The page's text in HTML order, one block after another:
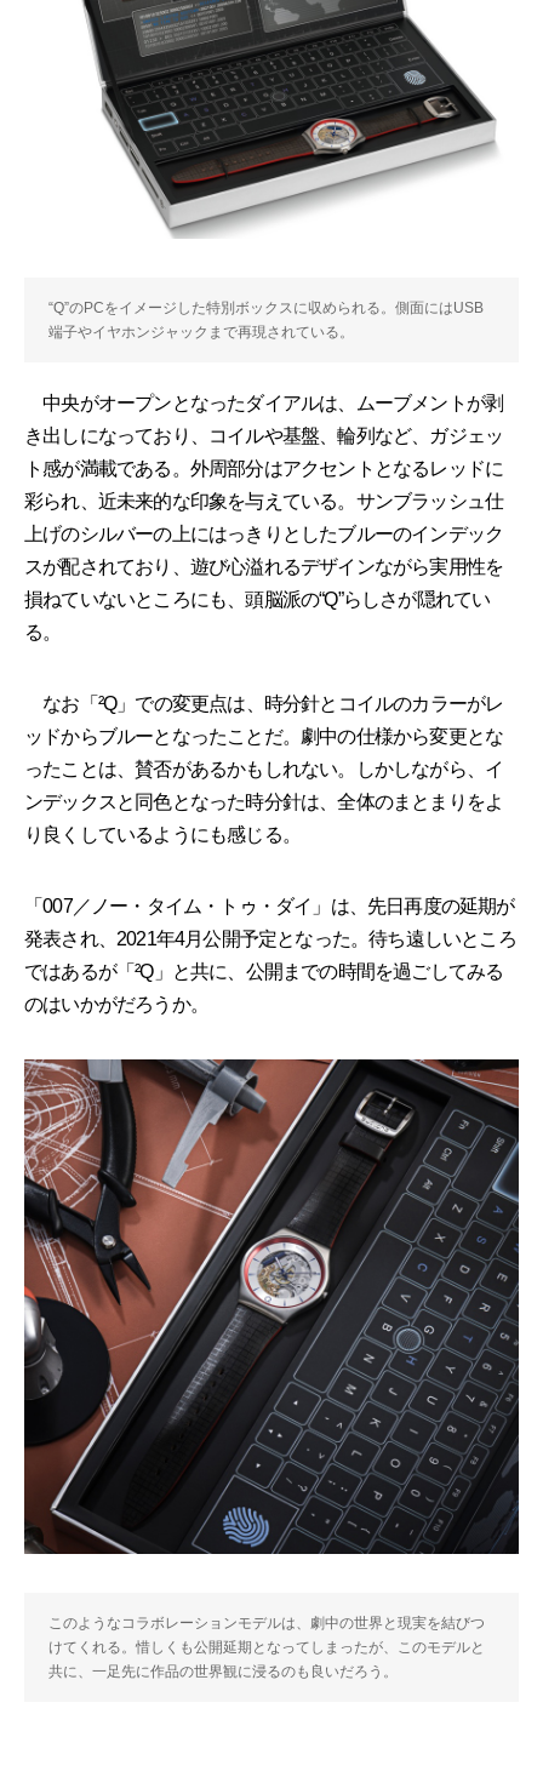
“Q”のPCをイメージした特別ボックスに収められる。側面にはUSB
端子やイヤホンジャックまで再現されている。
中央がオープンとなったダイアルは、ムーブメントが剥
き出しになっており、コイルや基盤、輪列など、ガジェッ
ト感が満載である。外周部分はアクセントとなるレッドに
彩られ、近未来的な印象を与えている。サンブラッシュ仕
上げのシルバーの上にはっきりとしたブルーのインデック
スが配されており、遊び心溢れるデザインながら実用性を
損ねていないところにも、頭脳派の“Q”らしさが隠れてい
る。
なお「²Q」での変更点は、時分針とコイルのカラーがレ
ッドからブルーとなったことだ。劇中の仕様から変更とな
ったことは、賛否があるかもしれない。しかしながら、イ
ンデックスと同色となった時分針は、全体のまとまりをよ
り良くしているようにも感じる。
「007／ノー・タイム・トゥ・ダイ」は、先日再度の延期が
発表され、2021年4月公開予定となった。待ち遠しいところ
ではあるが「²Q」と共に、公開までの時間を過ごしてみる
のはいかがだろうか。
このようなコラボレーションモデルは、劇中の世界と現実を結びつ
けてくれる。惜しくも公開延期となってしまったが、このモデルと
共に、一足先に作品の世界観に浸るのも良いだろう。